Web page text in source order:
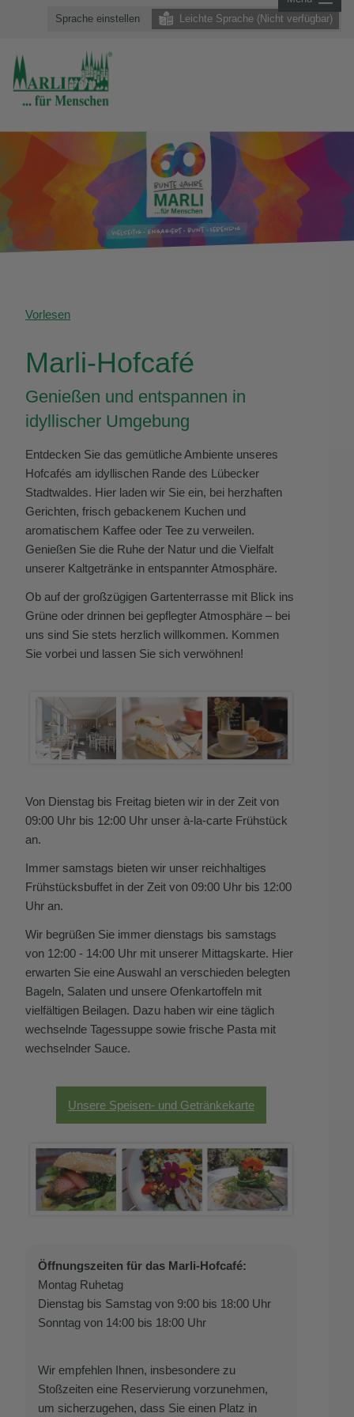
Sprache einstellen Leichte Sprache (Nicht verfügbar)
Vorlesen
Marli-Hofcafé
Genießen und entspannen in
idyllischer Umgebung
Entdecken Sie das gemütliche Ambiente unseres
Hofcafés am idyllischen Rande des Lübecker
Stadtwaldes. Hier laden wir Sie ein, bei herzhaften
Gerichten, frisch gebackenem Kuchen und
aromatischem Kaffee oder Tee zu verweilen.
Genießen Sie die Ruhe der Natur und die Vielfalt
unserer Kaltgetränke in entspannter Atmosphäre.
Ob auf der großzügigen Gartenterrasse mit Blick ins
Grüne oder drinnen bei gepflegterAtmosphäre – bei
uns sind Sie stets herzlich willkommen. Kommen
Sie vorbei und lassen Sie sich verwöhnen!
Von Dienstag bis Freitag bieten wir in der Zeit von
09:00 Uhr bis 12:00 Uhr unser à-la-carte Frühstück
an.
Immer samstags bieten wir unser reichhaltiges
Frühstücksbuffet in der Zeit von 09:00 Uhr bis 12:00
Uhr an.
Wir begrüßen Sie immer dienstags bis samstags
von 12:00 - 14:00 Uhr mit unserer Mittagskarte. Hier
erwarten Sie eine Auswahl an verschieden belegten
Bageln, Salaten und unsere Ofenkartoffeln mit
vielfältigen Beilagen. Dazu haben wir eine täglich
wechselnde Tagessuppe sowie frischePasta mit
wechselnder Sauce.
Unsere Speisen- und Getränkekarte
Öffnungszeiten für das Marli-Hofcafé:
Montag Ruhetag
Dienstag bis Samstag von 9:00 bis 18:00 Uhr
Sonntag von 14:00 bis 18:00 Uhr
Wir empfehlen Ihnen, insbesondere zu
Stoßzeiten eine Reservierung vorzunehmen,
um sicherzugehen, dass Sie einen Platz in